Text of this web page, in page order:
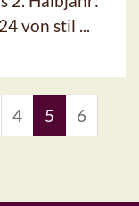
von stil ...
4 5 6